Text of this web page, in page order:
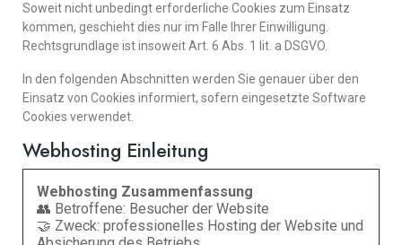
Soweit nicht unbedingt erforderliche Cookies zum Einsatz
kommen, geschieht dies nur im Falle Ihrer Einwilligung.
Rechtsgrundlage ist insoweit Art. 6 Abs. 1 lit. a DSGVO.
In den folgenden Abschnitten werden Sie genauer über den
Einsatz von Cookies informiert, sofern eingesetzte Software
Cookies verwendet.
Webhosting Einleitung
Webhosting Zusammenfassung
👥 Betroffene: Besucher der Website
🤝 Zweck: professionelles Hosting der Website und